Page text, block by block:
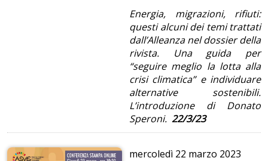
Energia, migrazioni, rifiuti:
questi alcuni dei temi trattati
dall’Alleanza nel dossier della
rivista. Una guida per
“seguire meglio la lotta alla
crisi climatica” e individuare
alternative sostenibili.
L’introduzione di Donato
Speroni. 22/3/23
mercoledì 22 marzo 2023